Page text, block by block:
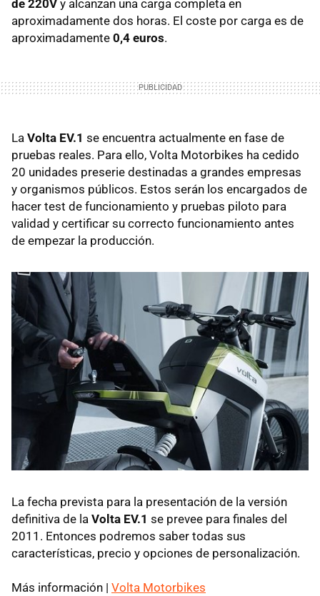
de 220V y alcanzan una carga completa en
aproximadamente dos horas. El coste por carga es de
aproximadamente 0,4 euros.
La Volta EV.1 se encuentra actualmente en fase de
pruebas reales. Para ello, Volta Motorbikes ha cedido
20 unidades preserie destinadas a grandes empresas
y organismos públicos. Estos serán los encargados de
hacer test de funcionamiento y pruebas piloto para
validad y certificar su correcto funcionamiento antes
de empezar la producción.
La fecha prevista para la presentación de la versión
definitiva de la Volta EV.1 se prevee para finales del
2011. Entonces podremos saber todas sus
características, precio y opciones de personalización.
Más información | Volta Motorbikes